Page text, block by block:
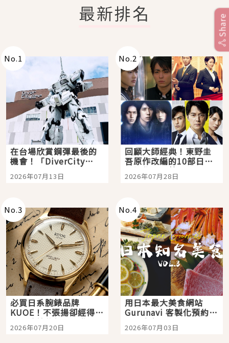
最新排名
No.1
在台場欣賞鋼彈最後的
機會！「DiverCity
Tokyo Plaza」搭船、
購物、美食及夜景，一
2026年07月13日
No.2
回顧大師經典！東野圭
吾原作改編的10部日本
影視作品推薦
2026年07月28日
No.3
必買日系腕錶品牌
KUOE！不張揚卻經得起
時間洗鍊的經典之作五
選
2026年07月20日
No.4
用日本最大美食網站
Gurunavi 客製化預約九
大都市餐廳，打造專屬
美食體驗！
2026年07月03日
Share